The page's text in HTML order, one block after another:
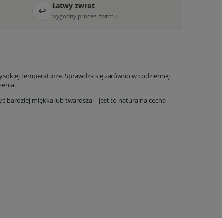
↩ Łatwy zwrot
wygodny proces zwrotu
temperaturze. Sprawdza się zarówno w codziennej
bardziej miękka lub twardsza – jest to naturalna cecha